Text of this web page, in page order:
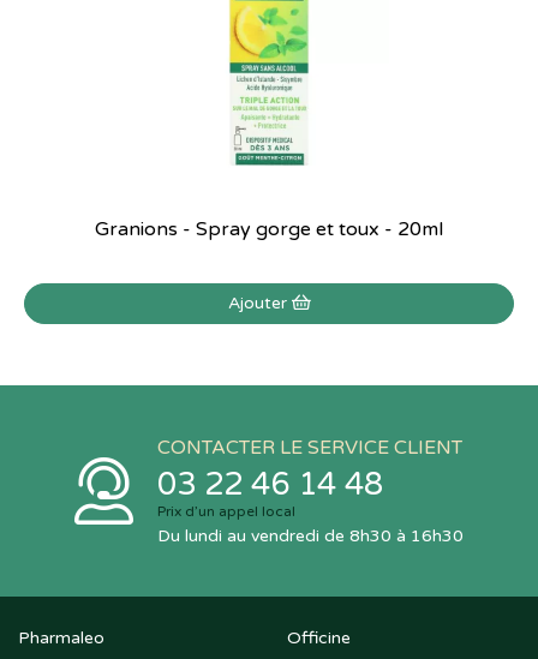
Granions - Spray gorge et toux - 20ml
Ajouter
CONTACTER LE SERVICE CLIENT
03 22 46 14 48
Prix d’un appel local
Du lundi au vendredi de 8h30 à 16h30
Pharmaleo Officine